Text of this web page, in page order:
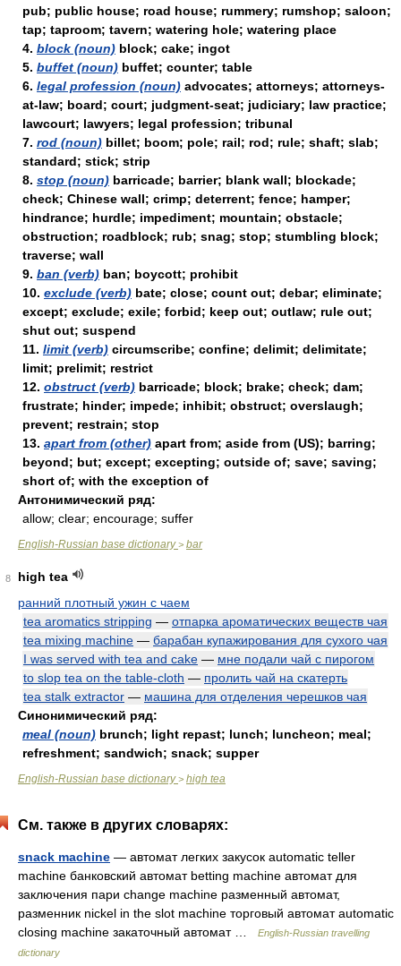
pub; public house; road house; rummery; rumshop; saloon;
tap; taproom; tavern; watering hole; watering place
4. block (noun) block; cake; ingot
5. buffet (noun) buffet; counter; table
6. legal profession (noun) advocates; attorneys; attorneys-
at-law; board; court; judgment-seat; judiciary; law practice;
lawcourt; lawyers; legal profession; tribunal
7. rod (noun) billet; boom; pole; rail; rod; rule; shaft; slab;
standard; stick; strip
8. stop (noun) barricade; barrier; blank wall; blockade;
check; Chinese wall; crimp; deterrent; fence; hamper;
hindrance; hurdle; impediment; mountain; obstacle;
obstruction; roadblock; rub; snag; stop; stumbling block;
traverse; wall
9. ban (verb) ban; boycott; prohibit
10. exclude (verb) bate; close; count out; debar; eliminate;
except; exclude; exile; forbid; keep out; outlaw; rule out;
shut out; suspend
11. limit (verb) circumscribe; confine; delimit; delimitate;
limit; prelimit; restrict
12. obstruct (verb) barricade; block; brake; check; dam;
frustrate; hinder; impede; inhibit; obstruct; overslaugh;
prevent; restrain; stop
13. apart from (other) apart from; aside from (US); barring;
beyond; but; except; excepting; outside of; save; saving;
short of; with the exception of
Антонимический ряд:
allow; clear; encourage; suffer
English-Russian base dictionary> bar
8
high tea
ранний плотный ужин с чаем
tea aromatics stripping — отпарка ароматических веществ чая
tea mixing machine — барабан купажирования для сухого чая
I was served with tea and cake — мне подали чай с пирогом
to slop tea on the table-cloth — пролить чай на скатерть
tea stalk extractor — машина для отделения черешков чая
Синонимический ряд:
meal (noun) brunch; light repast; lunch; luncheon; meal;
refreshment; sandwich; snack; supper
English-Russian base dictionary> high tea
См. также в других словарях:
snack machine — автомат легких закусок automatic teller
machine банковский автомат betting machine автомат для
заключения пари change machine разменный автомат,
разменник nickel in the slot machine торговый автомат automatic
closing machine закаточный автомат …
English-Russian travelling
dictionary